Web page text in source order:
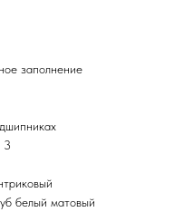
заполнение
3
белый матовый